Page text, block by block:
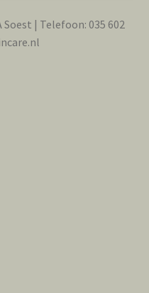
| Telefoon: 035 602